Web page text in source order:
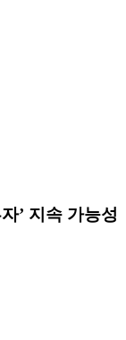
’ 지속 가능성